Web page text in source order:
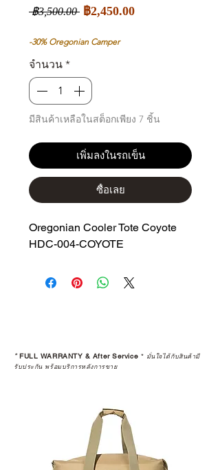
฿3,500.00 ราคา
฿2,450.00ราคา
-30% Oregonian Camper
จำนวน *
มีสินค้าเหลือในสต็อกเพียง 7 ชิ้น
เพิ่มลงในรถเข็น
ซื้อเลย
Oregonian Cooler Tote Coyote
HDC-004-COYOTE
*FULL WARRANTY & After Service * มั่นใจได้กับสินค้ามี
รับประกัน พร้อมบริการหลังการขาย